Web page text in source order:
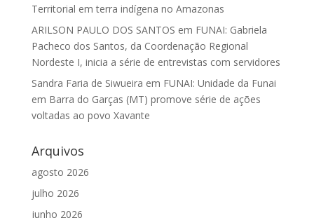
Territorial em terra indígena no Amazonas
ARILSON PAULO DOS SANTOS em FUNAI: Gabriela
Pacheco dos Santos, da Coordenação Regional
Nordeste I, inicia a série de entrevistas com servidores
Sandra Faria de Siwueira em FUNAI: Unidade da Funai
em Barra do Garças (MT) promove série de ações
voltadas ao povo Xavante
Arquivos
agosto 2026
julho 2026
junho 2026